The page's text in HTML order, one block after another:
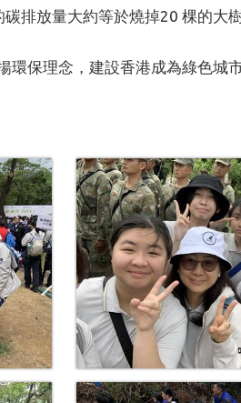
碳排放量大約等於燒掉20 棵的大
保理念，建設香港成為綠色城市